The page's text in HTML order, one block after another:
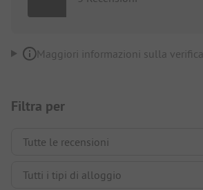
Maggiori informazioni sulla verifica
Filtra per